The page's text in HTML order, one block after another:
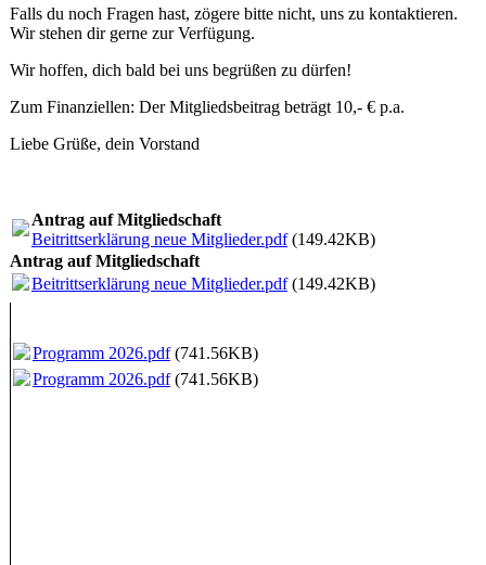
Falls du noch Fragen hast, zögere bitte nicht, uns zu kontaktieren.
Wir stehen dir gerne zur Verfügung.
Wir hoffen, dich bald bei uns begrüßen zu dürfen!
Zum Finanziellen: Der Mitgliedsbeitrag beträgt 10,- € p.a.
Liebe Grüße, dein Vorstand
Antrag auf Mitgliedschaft
Beitrittserklärung neue Mitglieder.pdf(149.42KB)
Antrag auf Mitgliedschaft
Beitrittserklärung neue Mitglieder.pdf(149.42KB)
Programm 2026.pdf(741.56KB)
Programm 2026.pdf(741.56KB)